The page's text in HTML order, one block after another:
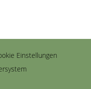
Einstellungen